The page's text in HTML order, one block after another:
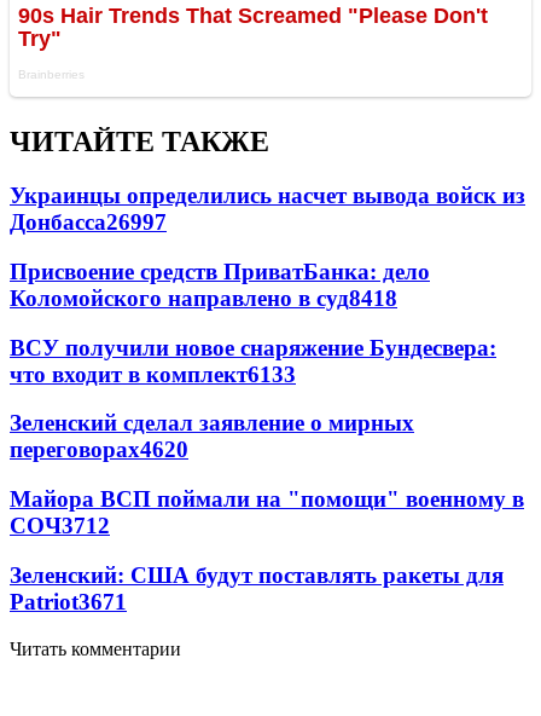
ЧИТАЙТЕ ТАКЖЕ
Украинцы определились насчет вывода войск из
Донбасса26997
Присвоение средств ПриватБанка: дело
Коломойского направлено в суд8418
ВСУ получили новое снаряжение Бундесвера:
что входит в комплект6133
Зеленский сделал заявление о мирных
переговорах4620
Майора ВСП поймали на "помощи" военному в
СОЧ3712
Зеленский: США будут поставлять ракеты для
Patriot3671
Читать комментарии